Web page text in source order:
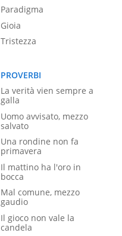
Paradigma
Gioia
Tristezza
PROVERBI
La verità vien sempre a
galla
Uomo avvisato, mezzo
salvato
Una rondine non fa
primavera
Il mattino ha l'oro in
bocca
Mal comune, mezzo
gaudio
Il gioco non vale la
candela